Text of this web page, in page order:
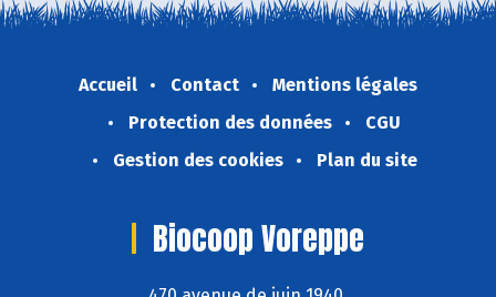
Accueil Contact
Mentions légales
Protection des données
CGU
Gestion des cookies
Plan du site
Biocoop Voreppe